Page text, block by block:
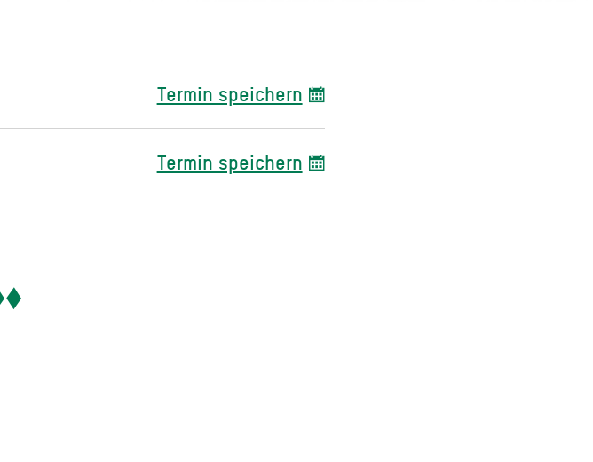
Termin speichern
Termin speichern